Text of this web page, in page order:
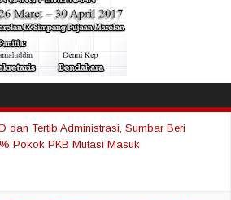
dan Tertib Administrasi, Sumbar Beri
Pokok PKB Mutasi Masuk